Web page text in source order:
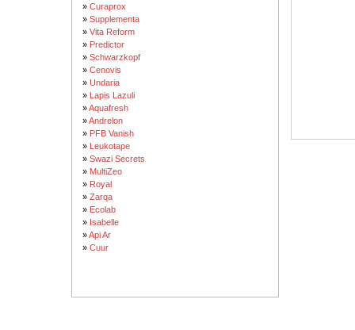
» Curaprox
» Supplementa
» Vita Reform
» Predictor
» Schwarzkopf
» Cenovis
» Undaria
» Lapis Lazuli
»Aquafresh
»Andrelon
» PFB Vanish
» Leukotape
» Swazi Secrets
» MultiZeo
» Royal
» Zarqa
» Ecolab
» Isabelle
»Api Ar
» Cuur